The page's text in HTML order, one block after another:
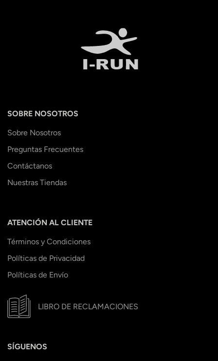
SOBRE NOSOTROS
Sobre Nosotros
Preguntas Frecuentes
Contáctanos
Nuestras Tiendas
ATENCIÓN AL CLIENTE
Términos y Condiciones
Políticas de Privacidad
Políticas de Envío
LIBRO DE RECLAMACIONES
SÍGUENOS